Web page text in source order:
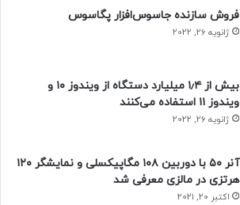
فروش سازنده جاسوس‌افزار پگاسوس
ژانویه 26, 2022
بیش از ۱٫۴ میلیارد دستگاه از ویندوز ۱۰ و
ویندوز ۱۱ استفاده می‌کنند
ژانویه 26, 2022
آنر ۵۰ با دوربین ۱۰۸ مگاپیکسلی و نمایشگر ۱۲۰
هرتزی در مالزی معرفی شد
اکتبر 20, 2021